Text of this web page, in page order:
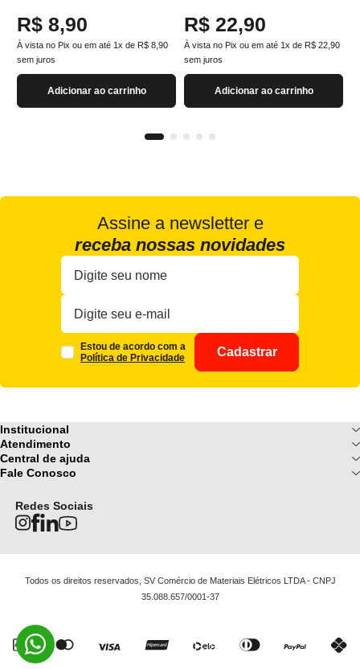
R$ 8,90
À vista no Pix ou em até 1x de R$ 8 90
sem juros
Adicionar ao carrinho
R$ 22,90
À vista no Pix ou em até 1x de R$ 22 90
sem juros
Adicionar ao carrinho
Assine a newsletter e
receba nossas novidades
Estou de acordo com a
Política de Privacidade
Cadastrar
Institucional
Sobre Nós
Nossas Lojas
Privacidade e Segurança
Termos e Condições
Atendimento
Formas de pagamento
Regulamentos
Central de ajuda
Fale Conosco
Frete e Entrega
Troca e Devoluções
Fale Conosco
(085) 3214-7900
Segunda a Sexta: 08h as 18h | Sábado
: 08h ás 12h
Redes Sociais
Todos os direitos reservados, SV Comércio de Materiais Elétricos LTDA - CNPJ
35.088.657/0001-37